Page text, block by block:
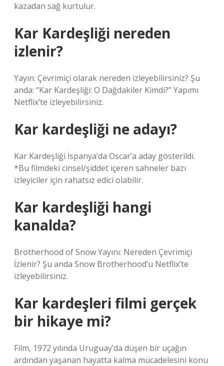
kazadan sağ kurtulur.
Kar Kardeşliği nereden
izlenir?
Yayın: Çevrimiçi olarak nereden izleyebilirsiniz? Şu
anda: “Kar Kardeşliği: O Dağdakiler Kimdi?” Yapımı
Netflix’te izleyebilirsiniz.
Kar kardeşliği ne adayı?
Kar Kardeşliği İspanya’da Oscar’a aday gösterildi.
*Bu filmdeki cinsel/şiddet içeren sahneler bazı
izleyiciler için rahatsız edici olabilir.
Kar kardeşliği hangi
kanalda?
Brotherhood of Snow Yayını: Nereden Çevrimiçi
İzlenir? Şu anda Snow Brotherhood’u Netflix’te
izleyebilirsiniz.
Kar kardeşleri filmi gerçek
bir hikaye mi?
Film, 1972 yılında Uruguay’da düşen bir uçağın
ardından yaşanan hayatta kalma mücadelesini konu